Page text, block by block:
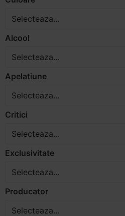
Selecteaza...
Alcool
Selecteaza...
Apelatiune
Selecteaza...
Critici
Selecteaza...
Exclusivitate
Selecteaza...
Producator
Selecteaza...